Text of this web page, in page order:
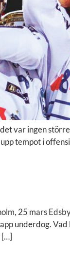
var ingen
tempot i
25 mars
underdog.
[…]